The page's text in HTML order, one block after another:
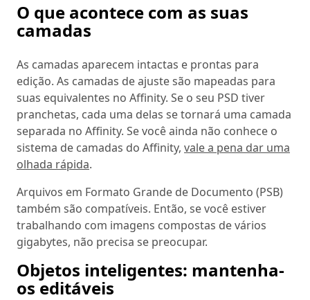
O que acontece com as suas
camadas
As camadas aparecem intactas e prontas para
edição. As camadas de ajuste são mapeadas para
suas equivalentes no Affinity. Se o seu PSD tiver
pranchetas, cada uma delas se tornará uma camada
separada no Affinity. Se você ainda não conhece o
sistema de camadas do Affinity, vale a pena dar uma
olhada rápida.
Arquivos em Formato Grande de Documento (PSB)
também são compatíveis. Então, se você estiver
trabalhando com imagens compostas de vários
gigabytes, não precisa se preocupar.
Objetos inteligentes: mantenha-
os editáveis